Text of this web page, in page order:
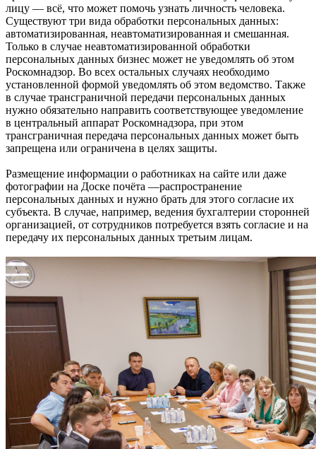
лицу — всё, что может помочь узнать личность человека.
Существуют три вида обработки персональных данных:
автоматизированная, неавтоматизированная и смешанная.
Только в случае неавтоматизированной обработки
персональных данных бизнес может не уведомлять об этом
Роскомнадзор. Во всех остальных случаях необходимо
установленной формой уведомлять об этом ведомство. Также
в случае трансграничной передачи персональных данных
нужно обязательно направить соответствующее уведомление
в центральный аппарат Роскомнадзора, при этом
трансграничная передача персональных данных может быть
запрещена или ограничена в целях защиты.
Размещение информации о работниках на сайте или даже
фотографии на Доске почёта —распространение
персональных данных и нужно брать для этого согласие их
субъекта. В случае, например, ведения бухгалтерии сторонней
организацией, от сотрудников потребуется взять согласие и на
передачу их персональных данных третьим лицам.